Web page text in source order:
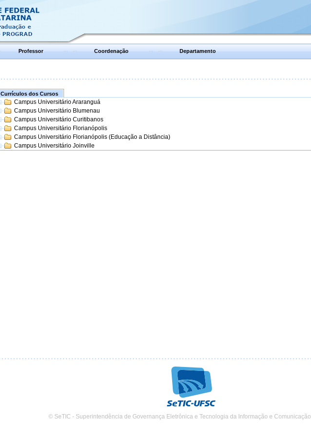
Professor Coordenação Departamento
Currículos dos Cursos
Campus Universitário Araranguá
Campus Universitário Blumenau
Campus Universitário Curitibanos
Campus Universitário Florianópolis
Campus Universitário Florianópolis (Educação a Distância)
Campus Universitário Joinville
© SeTIC - Superintendência de Governança Eletrônica e Tecnologia da Informação e Comunicação